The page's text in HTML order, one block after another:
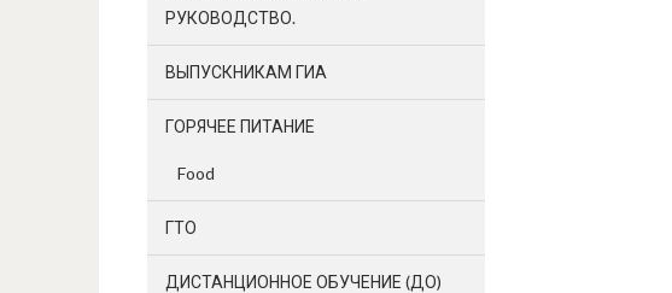
РУКОВОДСТВО.
ВЫПУСКНИКАМ ГИА
ГОРЯЧЕЕ ПИТАНИЕ
Food
ГТО
ДИСТАНЦИОННОЕ ОБУЧЕНИЕ (ДО)